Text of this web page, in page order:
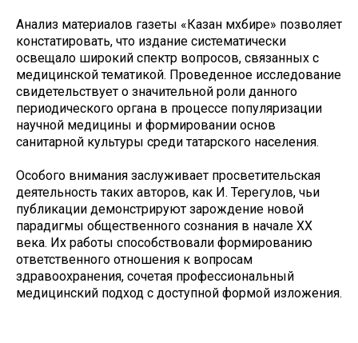
Анализ материалов газеты «Казан мөхбире» позволяет
констатировать, что издание систематически
освещало широкий спектр вопросов, связанных с
медицинской тематикой. Проведенное исследование
свидетельствует о значительной роли данного
периодического органа в процессе популяризации
научной медицины и формировании основ
санитарной культуры среди татарского населения.
Особого внимания заслуживает просветительская
деятельность таких авторов, как И. Терегулов, чьи
публикации демонстрируют зарождение новой
парадигмы общественного сознания в начале XX
века. Их работы способствовали формированию
ответственного отношения к вопросам
здравоохранения, сочетая профессиональный
медицинский подход с доступной формой изложения.